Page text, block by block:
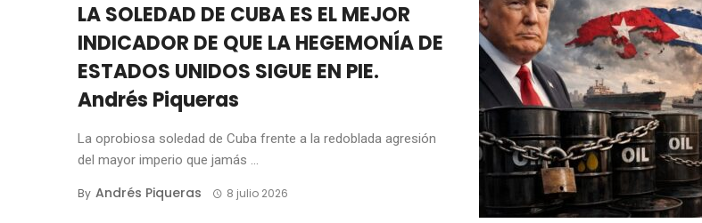
LA SOLEDAD DE CUBA ES EL MEJOR
INDICADOR DE QUE LA HEGEMONÍA DE
ESTADOS UNIDOS SIGUE EN PIE.
Andrés Piqueras
La oprobiosa soledad de Cuba frente a la redoblada agresión
del mayor imperio que jamás ...
By Andrés Piqueras 8 julio 2026